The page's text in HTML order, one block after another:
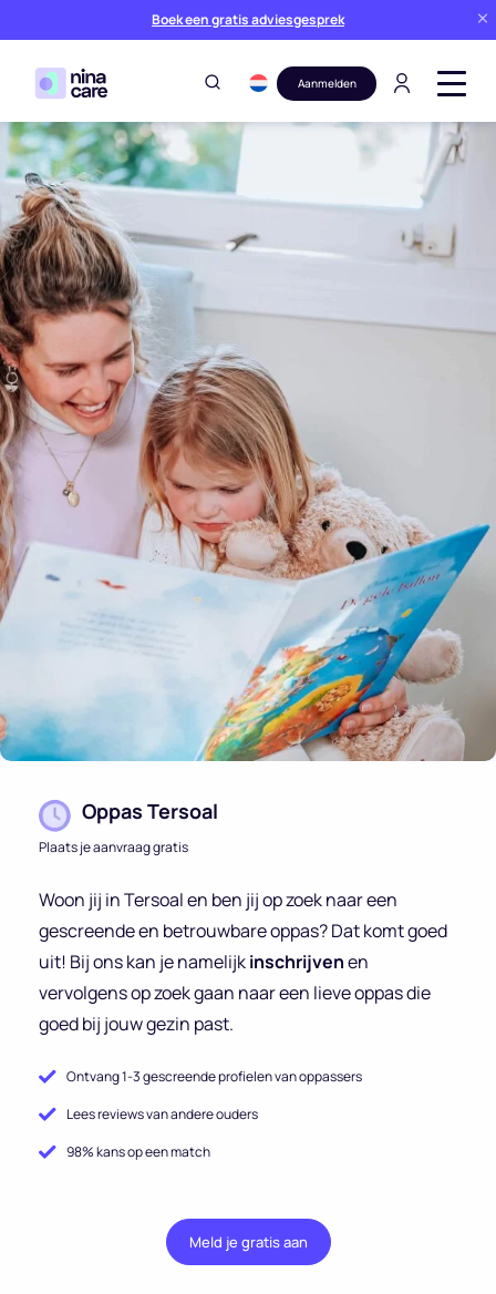
Boek een gratis adviesgesprek
Aanmelden
Oppas Tersoal
Plaats je aanvraag gratis
Woon jij in Tersoal en ben jij op zoek naar een
gescreende en betrouwbare oppas? Dat komt goed
uit! Bij ons kan je namelijkinschrijvenen
vervolgens op zoek gaan naar een lieve oppas die
goed bij jouw gezin past.
Ontvang 1-3 gescreende profielen van oppassers
Lees reviews van andere ouders
98% kans op een match
Meld je gratis aan